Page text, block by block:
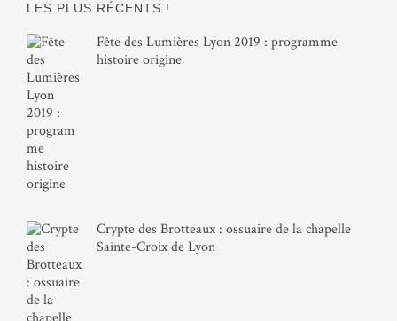
LES PLUS RÉCENTS !
Fête des Lumières Lyon 2019 : programme
histoire origine
Crypte des Brotteaux : ossuaire de la chapelle
Sainte-Croix de Lyon